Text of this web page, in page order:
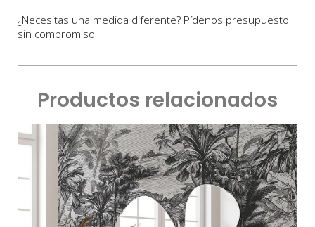
¿Necesitas una medida diferente? Pídenos presupuesto
sin compromiso.
Productos relacionados